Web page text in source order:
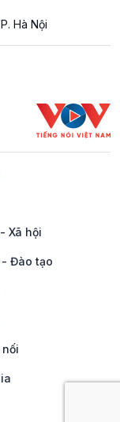
Hà Nội
Xã hội
- Đào tạo
nối